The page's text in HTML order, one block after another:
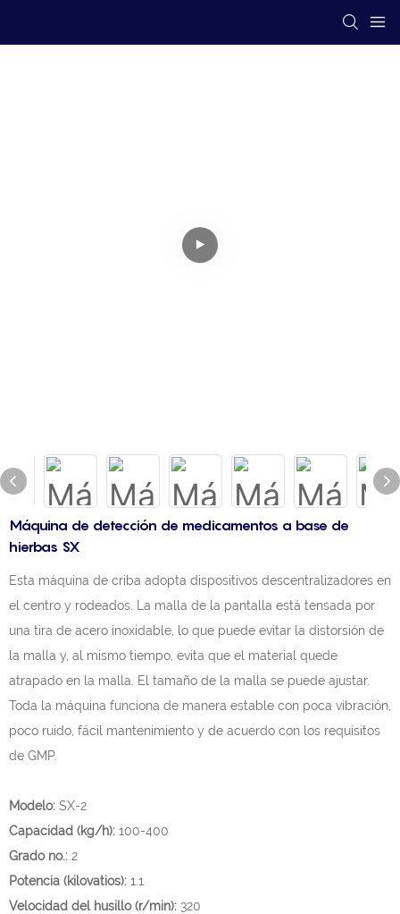
Máquina de detección de medicamentos a base de
hierbas SX
Esta máquina de criba adopta dispositivos descentralizadores en
el centro y rodeados. La malla de la pantalla está tensada por
una tira de acero inoxidable, lo que puede evitar la distorsión de
la malla y, al mismo tiempo, evita que el material quede
atrapado en la malla. El tamaño de la malla se puede ajustar.
Toda la máquina funciona de manera estable con poca vibración,
poco ruido, fácil mantenimiento y de acuerdo con los requisitos
de GMP.
Modelo: SX-2
Capacidad (kg/h): 100-400
Grado no.: 2
Potencia (kilovatios): 1.1
Velocidad del husillo (r/min): 320